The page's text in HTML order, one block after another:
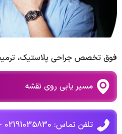
فوق تخصص جراحی پلاستیک،
مسیر یابی روی نقشه
تلفن تماس: 02191035830 - 09120600407